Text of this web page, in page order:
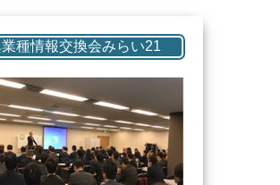
種情報交換会みらい21